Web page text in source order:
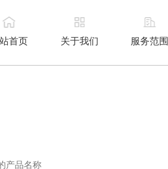
首页 关于我们 服务范围